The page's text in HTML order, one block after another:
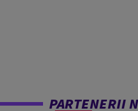
PARTENERII